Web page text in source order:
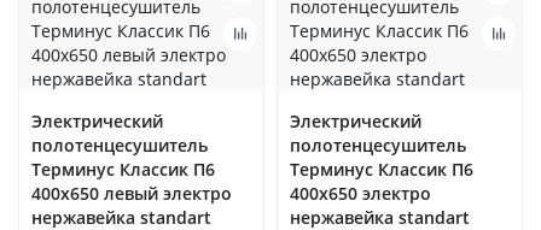
Электрический
полотенцесушитель
Терминус Классик П6
400х650 левый электро
нержавейка standart
Электрический
полотенцесушитель
Терминус Классик П6
400х650 электро
нержавейка standart